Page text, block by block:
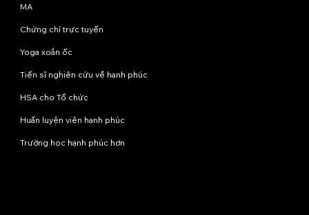
MA
Chứng chỉ trực tuyến
Yoga xoắn ốc
Tiến sĩ nghiên cứu về hạnh phúc
HSA cho Tổ chức
Huấn luyện viên hạnh phúc
Trường học hạnh phúc hơn